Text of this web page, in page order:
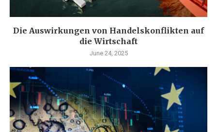
Die Auswirkungen von Handelskonflikten auf
die Wirtschaft
June 24, 2025